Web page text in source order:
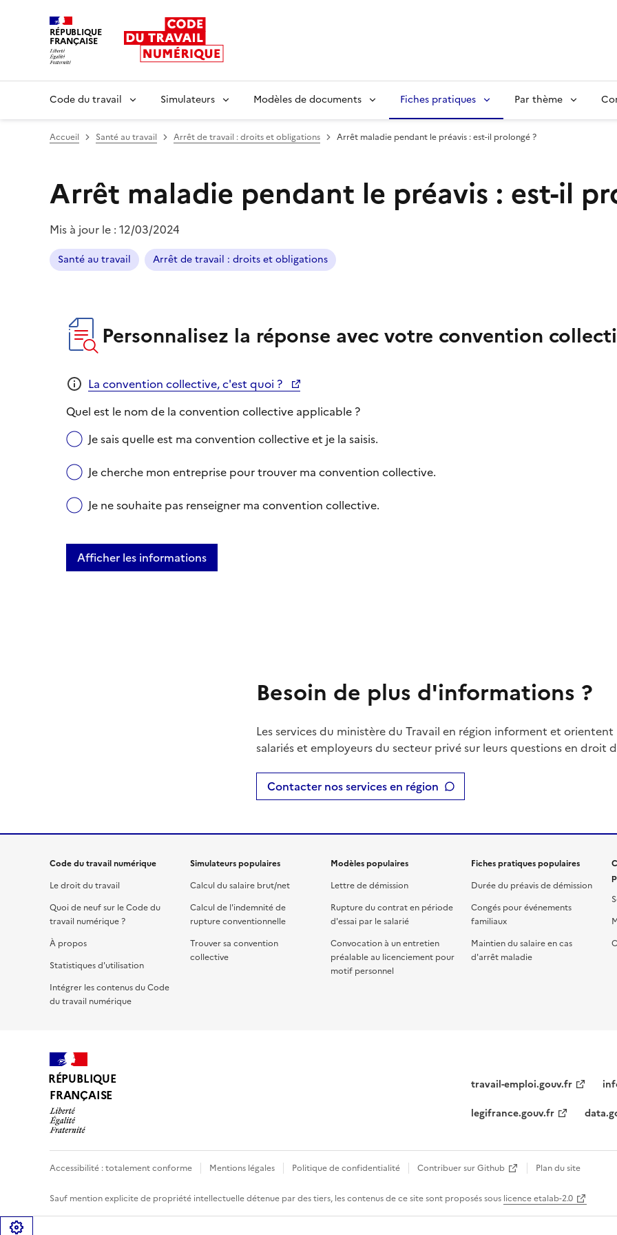
RÉPUBLIQUE
FRANÇAISE
Code du travail Simulateurs Modèles de documents Fiches pratiques Par thème
Accueil Santé au travail Arrêt de travail : droits et obligations Arrêt maladie pendant le préavis : est-il prolongé ?
Arrêt maladie pendant le préavis : est-il
Mis à jour le : 12/03/2024
Santé au travail Arrêt de travail : droits et obligations
Personnalisez la réponse avec votre convention
La convention collective, c'est quoi ?
Quel est le nom de la convention collective applicable ?
Je sais quelle est ma convention collective et je la saisis.
Je cherche mon entreprise pour trouver ma convention collective.
Je ne souhaite pas renseigner ma convention collective.
Afficher les informations
Besoin de plus d'informations ?
Les services du ministère du Travail en région informent et orientent
salariés et employeurs du secteur privé sur leurs questions en droit
Contacter nos services en région
Code du travail numérique
Le droit du travail
Quoi de neuf sur le Code du
travail numérique ?
À propos
Statistiques d'utilisation
Intégrer les contenus du Code
du travail numérique
Simulateurs populaires
Calcul du salaire brut/net
Calcul de l'indemnité de
rupture conventionnelle
Trouver sa convention
collective
Modèles populaires
Lettre de démission
Rupture du contrat en période
d'essai par le salarié
Convocation à un entretien
préalable au licenciement pour
motif personnel
Fiches pratiques populaires
Durée du préavis de démission
Congés pour événements
familiaux
Maintien du salaire en cas
d'arrêt maladie
RÉPUBLIQUE
FRANÇAISE
travail-emploi.gouv.fr
legifrance.gouv.fr
Accessibilité : totalement conforme Mentions légales Politique de confidentialité Contribuer sur Github Plan du site
Sauf mention explicite de propriété intellectuelle détenue par des tiers, les contenus de ce site sont proposés sous licence etalab-2.0